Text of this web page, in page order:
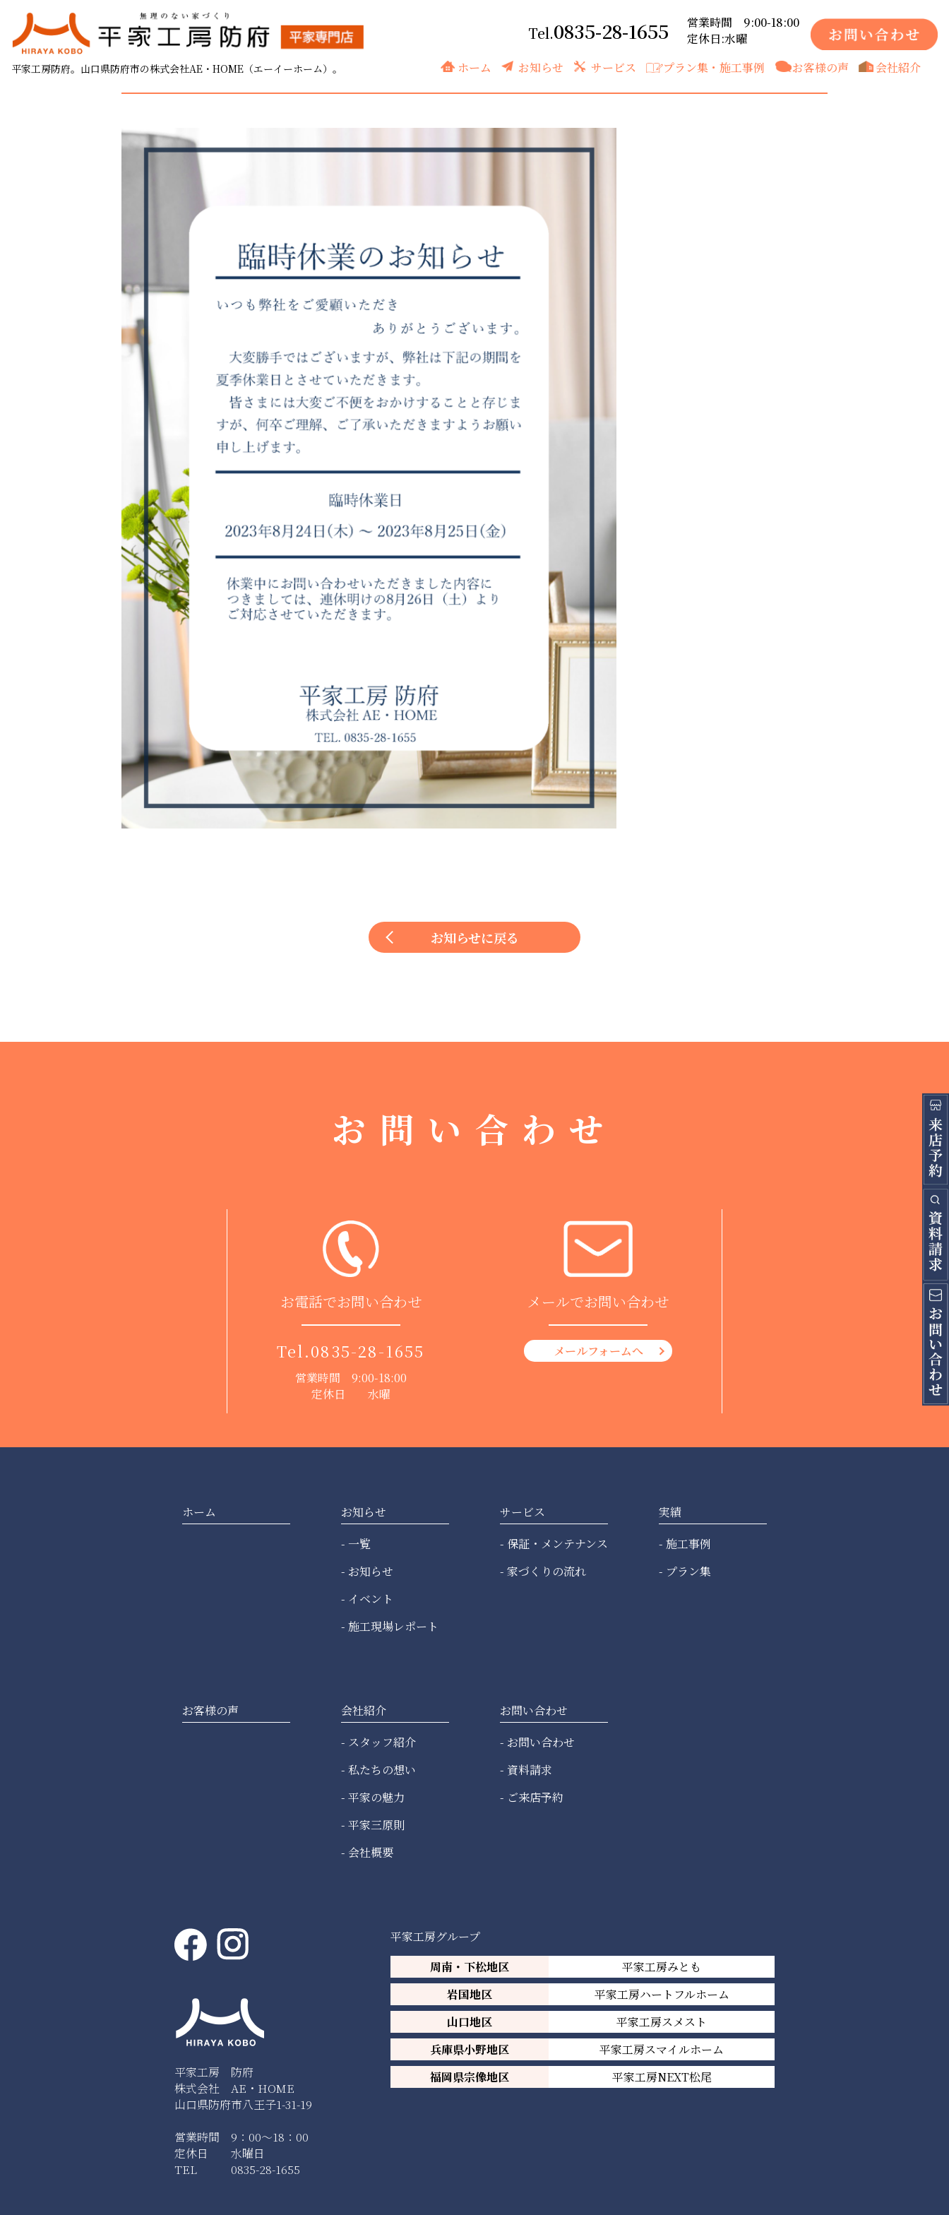
平家工房防府。山口県防府市の株式会社AE・HOME（エーイーホーム）。
0835-28-1655
営業時間 9:00-18:00
定休日:水曜
ホーム
お知らせ サービス プラン集・施工事例 お客様の声 会社紹介
臨時休業のお知らせ
2023.08.22
お知らせに戻る
お問い合わせ
お電話でお問い合わせ
Tel.0835-28-1655
営業時間 9:00-18:00
定休日 水曜
メールでお問い合わせ
メールフォームへ
ホーム
お知らせ
一覧
お知らせ
イベント
施工現場レポート
サービス
保証・メンテナンス
家づくりの流れ
実績
施工事例
プラン集
お客様の声
会社紹介
スタッフ紹介
私たちの想い
平家の魅力
平家三原則
会社概要
お問い合わせ
お問い合わせ
資料請求
ご来店予約
平家工房 防府
株式会社 AE・HOME
山口県防府市八王子1-31-19
営業時間 9：00～18：00
定休日 水曜日
TEL 0835-28-1655
平家工房グループ
周南・下松地区
平家工房みとも
岩国地区
平家工房ハートフルホーム
山口地区
平家工房スメスト
兵庫県小野地区
平家工房スマイルホーム
福岡県宗像地区
平家工房NEXT松尾